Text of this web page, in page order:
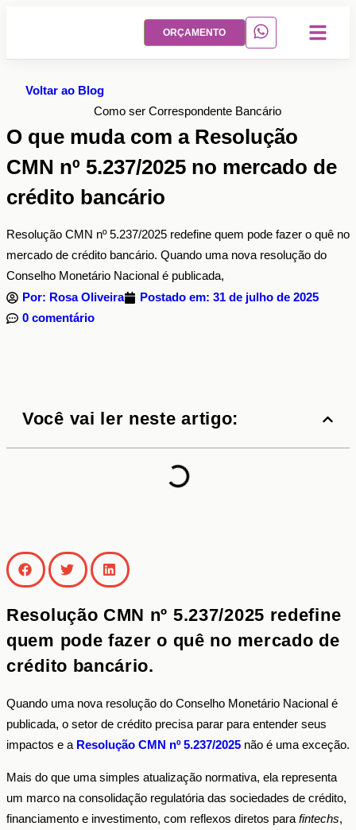
ORÇAMENTO
Voltar ao Blog
Como ser Correspondente Bancário
O que muda com a Resolução
CMN nº 5.237/2025 no mercado de
crédito bancário
Resolução CMN nº 5.237/2025 redefine quem pode fazer o quê no
mercado de crédito bancário. Quando uma nova resolução do
Conselho Monetário Nacional é publicada,
Por: Rosa Oliveira Postado em: 31 de julho de 2025
0 comentário
Você vai ler neste artigo:
Resolução CMN nº 5.237/2025 redefine
quem pode fazer o quê no mercado de
crédito bancário.
Quando uma nova resolução do Conselho Monetário Nacional é
publicada, o setor de crédito precisa parar para entender seus
impactos e a Resolução CMN nº 5.237/2025 não é uma exceção.
Mais do que uma simples atualização normativa, ela representa
um marco na consolidação regulatória das sociedades de crédito,
financiamento e investimento, com reflexos diretos para fintechs,